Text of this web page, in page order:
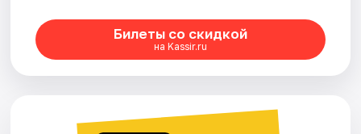
Билеты со скидкой
на Kassir.ru